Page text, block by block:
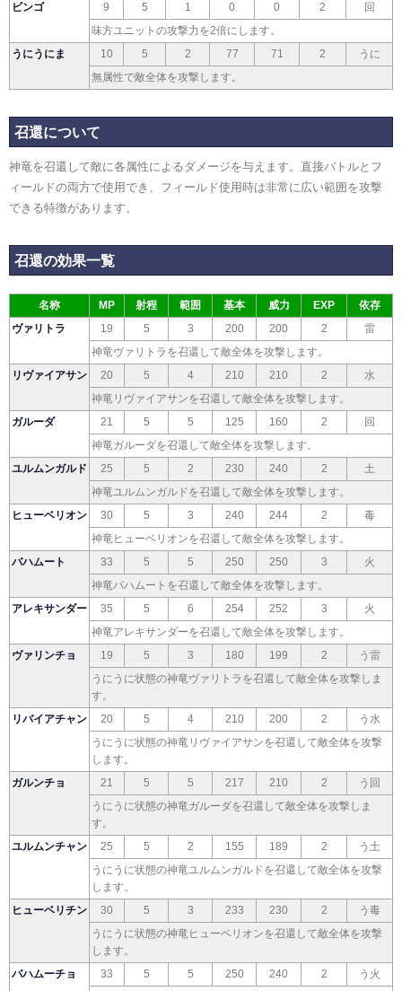
ビンゴ
9 5 1 0 0 2
回
味方ユニットの攻撃力を2倍にします。
うにうにま
10 5 2 77 71 2
うに
無属性で敵全体を攻撃します。
召還について
神竜を召還して敵に各属性によるダメージを与えます。直接バトルとフ
ィールドの両方で使用でき、フィールド使用時は非常に広い範囲を攻撃
できる特徴があります。
召還の効果一覧
名称 MP 射程 範囲 基本 威力 EXP
依存
ヴァリトラ
19 5 3 200 200 2
雷
神竜ヴァリトラを召還して敵全体を攻撃します。
リヴァイアサン
20 5 4 210 210 2
水
神竜リヴァイアサンを召還して敵全体を攻撃します。
ガルーダ
21 5 5 125 160 2
回
神竜ガルーダを召還して敵全体を攻撃します。
ユルムンガルド
25 5 2 230 240 2
土
神竜ユルムンガルドを召還して敵全体を攻撃します。
ヒューベリオン
30 5 3 240 244 2
毒
神竜ヒューベリオンを召還して敵全体を攻撃します。
バハムート
33 5 5 250 250 3
火
神竜バハムートを召還して敵全体を攻撃します。
アレキサンダー
35 5 6 254 252 3
火
神竜アレキサンダーを召還して敵全体を攻撃します。
ヴァリンチョ
19 5 3 180 199 2
う雷
うにうに状態の神竜ヴァリトラを召還して敵全体を攻撃しま
す。
リバイアチャン
20 5 4 210 200 2
う水
うにうに状態の神竜リヴァイアサンを召還して敵全体を攻撃
します。
ガルンチョ
21 5 5 217 210 2
う回
うにうに状態の神竜ガルーダを召還して敵全体を攻撃しま
す。
ユルムンチャン
25 5 2 155 189 2
う土
うにうに状態の神竜ユルムンガルドを召還して敵全体を攻撃
します。
ヒューベリチン
30 5 3 233 230 2
う毒
うにうに状態の神竜ヒューベリオンを召還して敵全体を攻撃
します。
バハムーチョ
33 5 5 250 240 2 う火